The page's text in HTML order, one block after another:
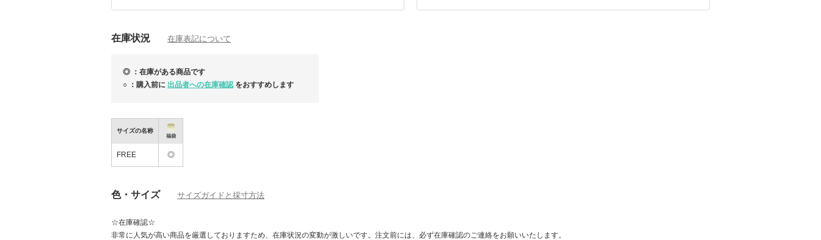
来しました！
在庫状況 在庫表記について
◎ ：在庫がある商品です
○ ：購入前に 出品者への在庫確認 をおすすめします
サイズの名称
福袋
FREE ◎
色・サイズ サイズガイドと採寸方法
☆在庫確認☆
非常に人気が高い商品を厳選しておりますため、在庫状況の変動が激しいです。注文前には、必ず在庫確認のご連絡をお願いいたします。